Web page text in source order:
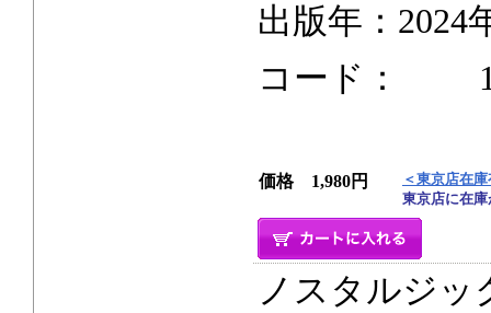
出版年：2024
コード：
価格 1,980円
＜東京店在
東京店に在
ノスタルジッ